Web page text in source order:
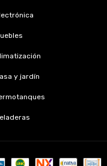
y jardín